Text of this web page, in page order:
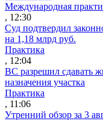
Международная
, 12:30
Суд подтвердил
на 1,18 млрд руб.
Практика
, 12:04
ВС разрешил сдавать
назначения участка
Практика
, 11:06
Утренний обзор за 3